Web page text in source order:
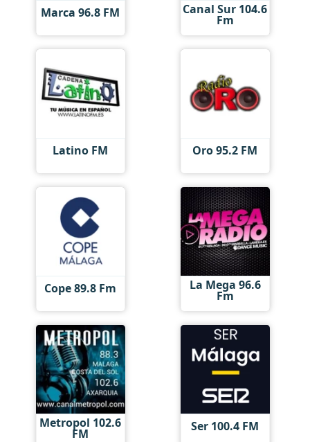
Marca 96.8 FM Canal Sur 104.6
Fm
Latino FM Oro 95.2 FM
Cope 89.8 Fm La Mega 96.6
Fm
Metropol 102.6
FM Ser 100.4 FM